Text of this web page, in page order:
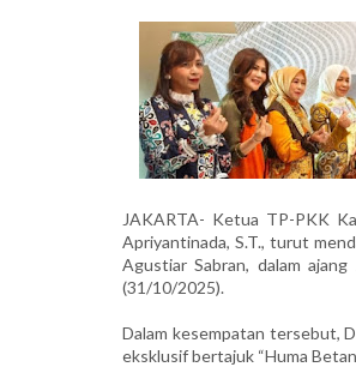
JAKARTA- Ketua TP-PKK
Apriyantinada, S.T., turut
Agustiar Sabran, dalam
(31/10/2025).
Dalam kesempatan tersebut,
eksklusif bertajuk “Huma